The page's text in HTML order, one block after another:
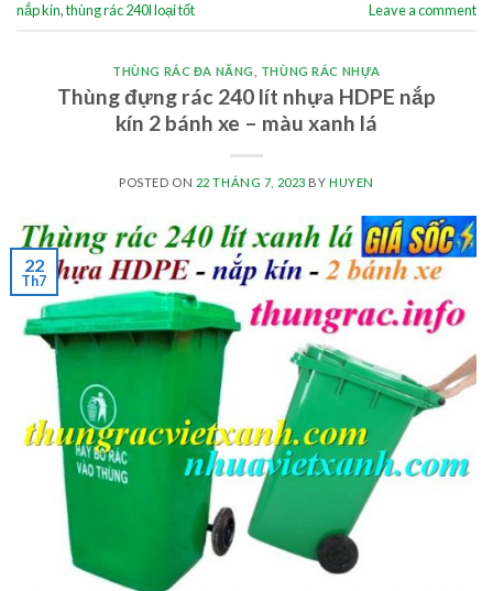
nắp kín,thùng rác 240l loại tốt Leave a comment
THÙNG RÁC ĐA NĂNG THÙNG RÁC NHỰA
Thùng đựng rác 240 lít nhựa HDPE nắp
kín 2 bánh xe – màu xanh lá
POSTED ON 22 THÁNG 7, 2023 BY HUYEN
22
Th7